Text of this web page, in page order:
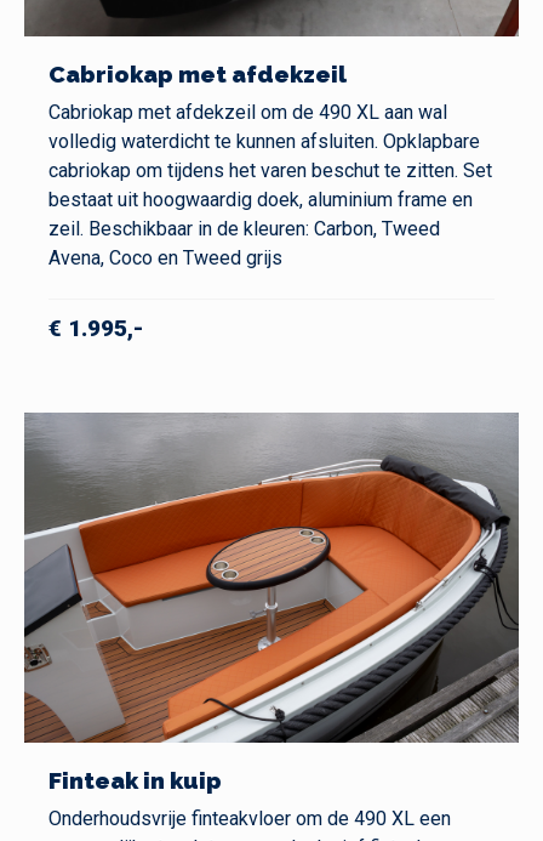
Cabriokap met afdekzeil
Cabriokap met afdekzeil om de 490 XL aan wal
volledig waterdicht te kunnen afsluiten. Opklapbare
cabriokap om tijdens het varen beschut te zitten. Set
bestaat uit hoogwaardig doek, aluminium frame en
zeil. Beschikbaar in de kleuren: Carbon, Tweed
Avena, Coco en Tweed grijs
€ 1.995,-
Finteak in kuip
Onderhoudsvrije finteakvloer om de 490 XL een